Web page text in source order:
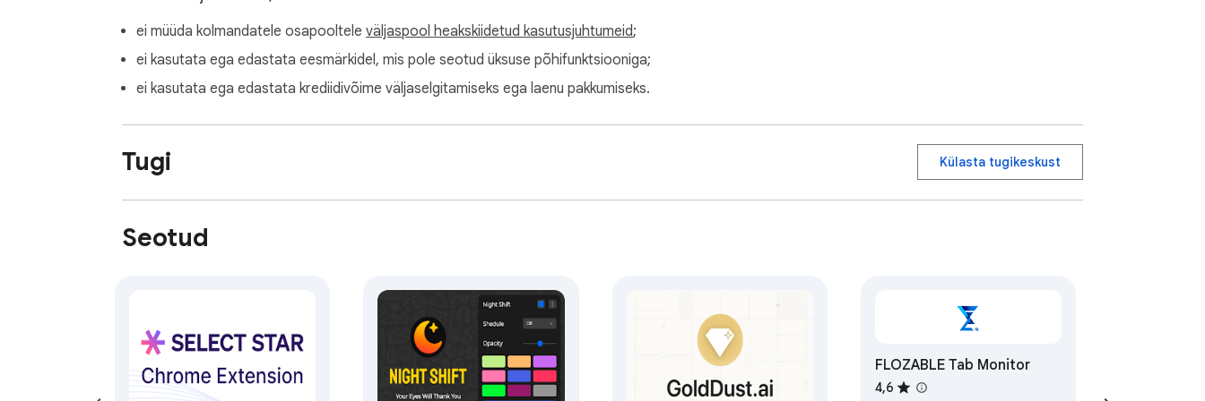
ei müüda kolmandatele osapooltele väljaspool heakskiidetud kasutusjuhtumeid;
ei kasutata ega edastata eesmärkidel, mis pole seotud üksuse põhifunktsiooniga;
ei kasutata ega edastata krediidivõime väljaselgitamiseks ega laenu pakkumiseks.
Tugi Külasta tugikeskust
Seotud
FLOZABLE Tab Monitor
4,6